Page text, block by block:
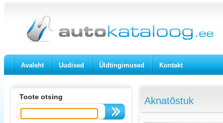
Avaleht Uudised Üldtingimused Kontakt
Toote otsing Aknatõstuk